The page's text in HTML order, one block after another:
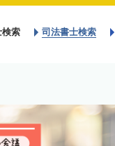
検索 司法書士検索